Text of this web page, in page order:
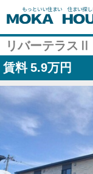
リバーテラスⅡ
賃料 5.9万円